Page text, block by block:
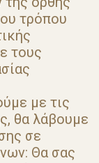
τρόπου
τους
με τις
θα λάβουμε
σε
Θα σας